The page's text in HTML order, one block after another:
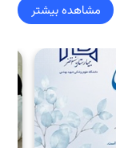
مشاهده بیشتر